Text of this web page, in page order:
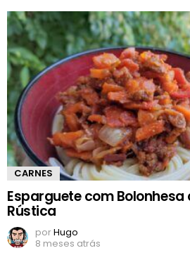
CARNES
Esparguete com Bolonhesa
Rústica
porHugo
8 meses atrás